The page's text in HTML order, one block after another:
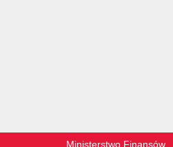
Ministerstwo Finansów